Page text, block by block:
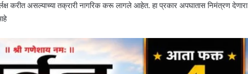
करीत असल्याच्या तक्रारी नागरिक करू लागले आहेत. हा प्रकार अपघातास निमंत्रण देणारा